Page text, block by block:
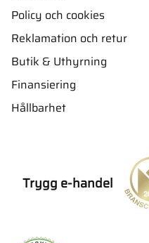
Policy och cookies
Reklamation och retur
Butik & Uthyrning
Finansiering
Hållbarhet
Trygg e-handel